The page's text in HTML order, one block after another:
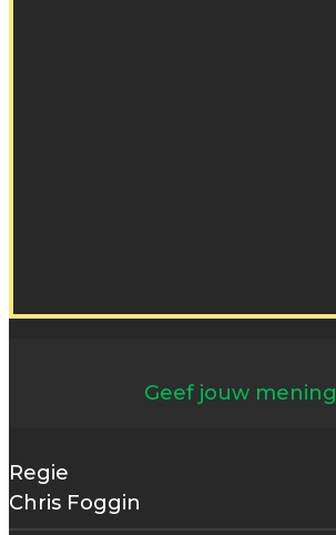
Geef jouw mening
Regie
Chris Foggin